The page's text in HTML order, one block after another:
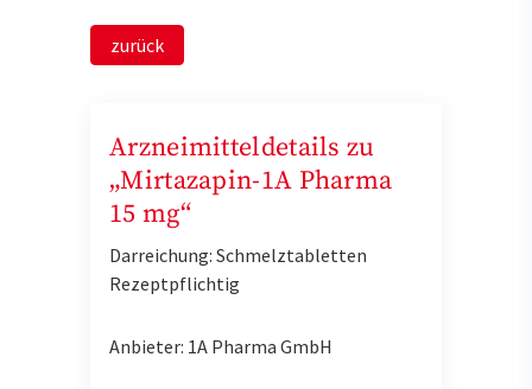
zurück
Arzneimitteldetails zu
„Mirtazapin-1A Pharma
15 mg“
Darreichung: Schmelztabletten
Rezeptpflichtig
Anbieter: 1A Pharma GmbH